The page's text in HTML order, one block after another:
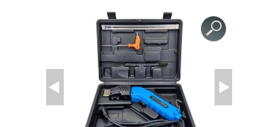
ZUBEHÖR FÜR GEWÄCHSHÄUSER
AGROFOLIEN UND FOLIEN
FRÜHBEET
BEETEINFASSUNGEN UND GARTENWEGE
MODULGARTENGEBÄUDE
AGROFOLIEN UND FOLIEN
STÜTZEN FÜR PFLANZEN UND STRÄUCHER